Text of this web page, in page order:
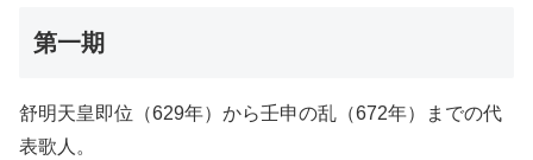
第一期
舒明天皇即位（629年）から壬申の乱（672年）までの代
表歌人。